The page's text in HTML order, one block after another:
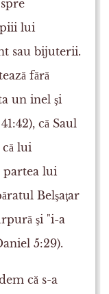
lui
sau bijuterii.
fără
un inel şi
că Saul
că lui
partea lui
Belşaţar
şi "i-a
5:29).
că s-a